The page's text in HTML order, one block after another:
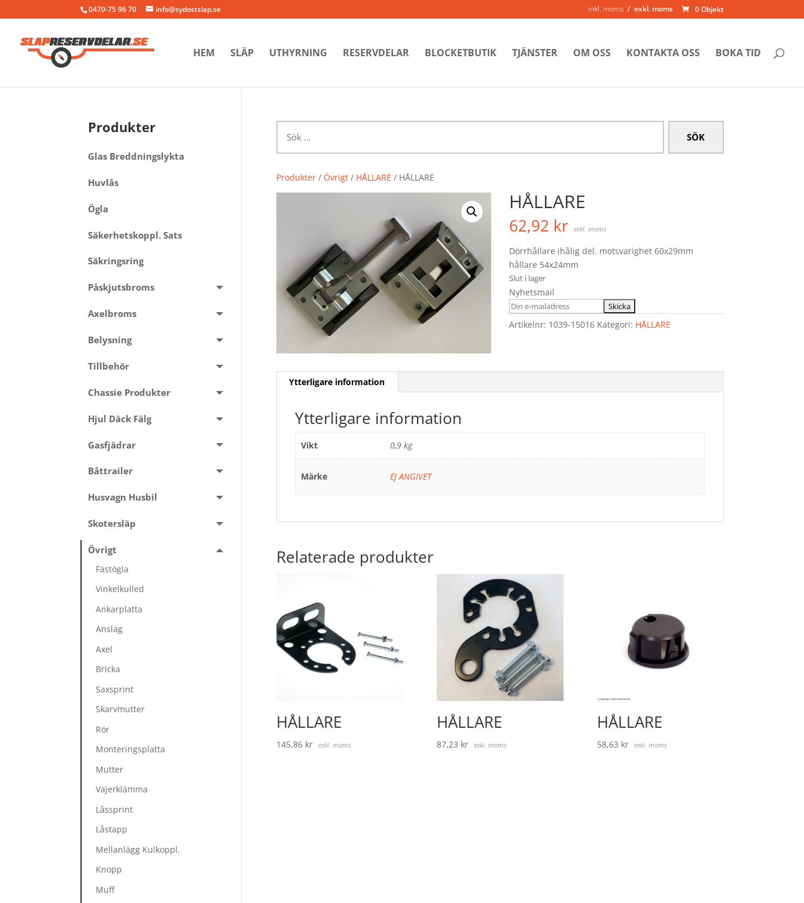
0470-75 96 70 info@sydostslap.se 0 Objekt
inkl. moms exkl. moms
HEM SLÄP UTHYRNING RESERVDELAR BLOCKETBUTIK TJÄNSTER OM OSS KONTAKTA OSS BOKA TID
efter:
Produkter / Övrigt / HÅLLARE / HÅLLARE
HÅLLARE
62,92 kr exkl. moms
Dörrhållare ihålig del. motsvarighet 60x29mm
hållare 54x24mm
Slut i lager
Nyhetsmail
Artikelnr: 1039-15016 Kategori: HÅLLARE
Ytterligare information
Ytterligare information
Vikt 0,9 kg
Märke EJ ANGIVET
Relaterade produkter
HÅLLARE
145,86 kr exkl. moms
HÅLLARE
87,23 kr exkl. moms
HÅLLARE
58,63 kr exkl. moms
Produkter
Glas Breddningslykta
Huvlås
Ögla
Säkerhetskoppl. Sats
Säkringsring
Påskjutsbroms
Axelbroms
Belysning
Tillbehör
Chassie Produkter
Hjul Däck Fälg
Gasfjädrar
Båttrailer
Husvagn Husbil
Skotersläp
Övrigt
Fästögla
Vinkelkulled
Ankarplatta
Anslag
Axel
Bricka
Saxsprint
Skarvmutter
Rör
Monteringsplatta
Mutter
Vajerklämma
Låssprint
Låstapp
Mellanlägg Kulkoppl.
Knopp
Muff